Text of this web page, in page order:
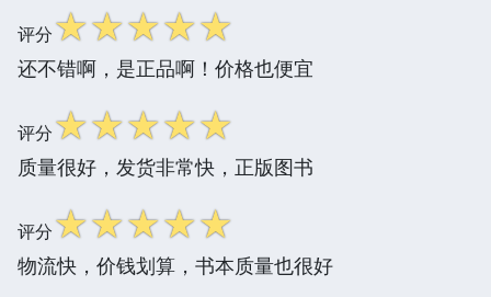
评分☆☆☆☆☆
还不错啊，是正品啊！价格也便宜
评分☆☆☆☆☆
质量很好，发货非常快，正版图书
评分☆☆☆☆☆
物流快，价钱划算，书本质量也很好